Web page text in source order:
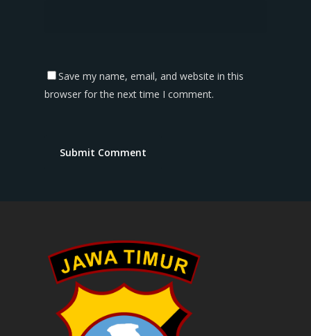
Save my name, email, and website in this
browser for the next time I comment.